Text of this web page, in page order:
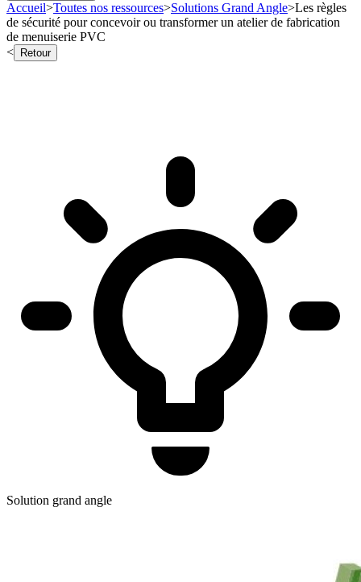
Accueil>Toutes nos ressources>Solutions Grand Angle>Les règles
de sécurité pour concevoir ou transformer un atelier de fabrication
de menuiserie PVC
<
Retour
Solution grand angle